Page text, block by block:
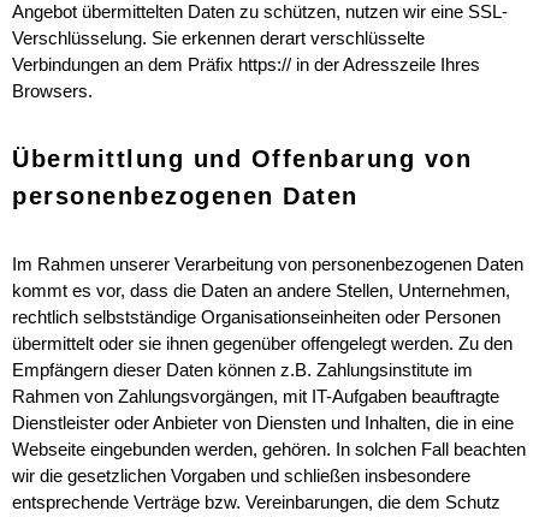
Angebot übermittelten Daten zu schützen, nutzen wir eine SSL-
Verschlüsselung. Sie erkennen derart verschlüsselte
Verbindungen an dem Präfix https:// in der Adresszeile Ihres
Browsers.
Übermittlung und Offenbarung von
personenbezogenen Daten
Im Rahmen unserer Verarbeitung von personenbezogenen Daten
kommt es vor, dass die Daten an andere Stellen, Unternehmen,
rechtlich selbstständige Organisationseinheiten oder Personen
übermittelt oder sie ihnen gegenüber offengelegt werden. Zu den
Empfängern dieser Daten können z.B. Zahlungsinstitute im
Rahmen von Zahlungsvorgängen, mit IT-Aufgaben beauftragte
Dienstleister oder Anbieter von Diensten und Inhalten, die in eine
Webseite eingebunden werden, gehören. In solchen Fall beachten
wir die gesetzlichen Vorgaben und schließen insbesondere
entsprechende Verträge bzw. Vereinbarungen, die dem Schutz